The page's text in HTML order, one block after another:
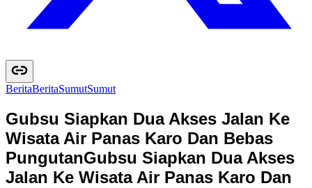
BeritaBeritaSumutSumut
Gubsu Siapkan Dua Akses Jalan Ke
Wisata Air Panas Karo Dan Bebas
PungutanGubsu Siapkan Dua Akses
Jalan Ke Wisata Air Panas Karo Dan